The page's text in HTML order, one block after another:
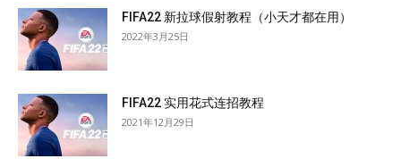
FIFA22 新拉球假射教程（小天才都在用）
2022年3月25日
FIFA22 实用花式连招教程
2021年12月29日